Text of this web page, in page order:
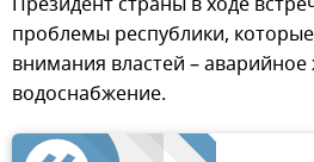
проблемы республики,
внимания властей –
водоснабжение.